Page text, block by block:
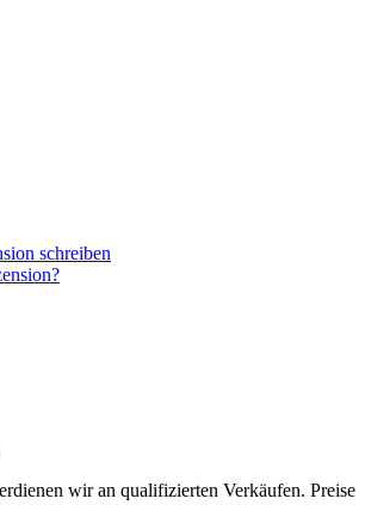
schreiben
wir an qualifizierten Verkäufen. Preise